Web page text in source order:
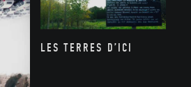
LES TERRES D’ICI